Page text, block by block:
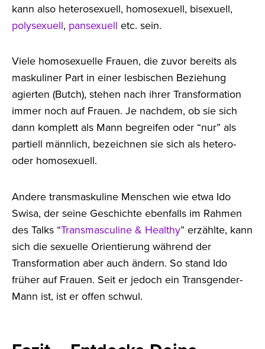
kann also heterosexuell, homosexuell, bisexuell,
polysexuell, pansexuell etc. sein.
Viele homosexuelle Frauen, die zuvor bereits als
maskuliner Part in einer lesbischen Beziehung
agierten (Butch), stehen nach ihrer Transformation
immer noch auf Frauen. Je nachdem, ob sie sich
dann komplett als Mann begreifen oder “nur” als
partiell männlich, bezeichnen sie sich als hetero-
oder homosexuell.
Andere transmaskuline Menschen wie etwa Ido
Swisa, der seine Geschichte ebenfalls im Rahmen
des Talks “Transmasculine & Healthy” erzählte, kann
sich die sexuelle Orientierung während der
Transformation aber auch ändern. So stand Ido
früher auf Frauen. Seit er jedoch ein Transgender-
Mann ist, ist er offen schwul.